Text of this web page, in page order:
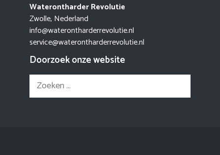
Waterontharder Revolutie
Zwolle, Nederland
info@waterontharderrevolutie.nl
service@waterontharderrevolutie.nl
Doorzoek onze website
Zoek
naar: